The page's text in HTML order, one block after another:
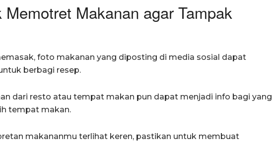
Makanan agar Tampak
foto makanan yang diposting di media sosial dapat
berbagi resep.
dari resto atau tempat makan pun dapat menjadi info bagi yang
tempat makan.
makananmu terlihat keren, pastikan untuk membuat